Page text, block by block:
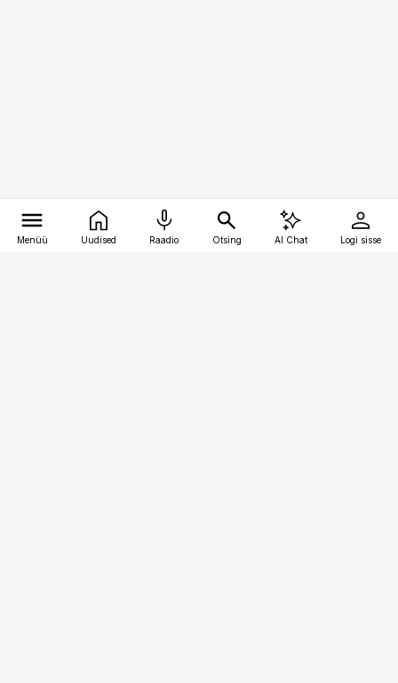
Menüü Uudised Raadio Otsing AI Chat Logi sisse